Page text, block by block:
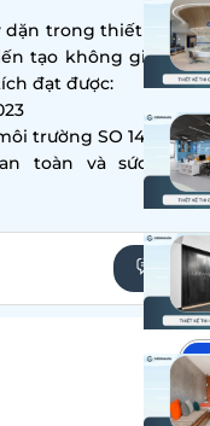
dặn trong thiết kế –
tạo không gian
đạt được:
trường SO
toàn và sức
doanh nghiệp